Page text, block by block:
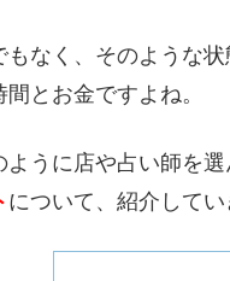
もなく、そのような
とお金ですよね。
ように店や占い師を
について、紹介してい